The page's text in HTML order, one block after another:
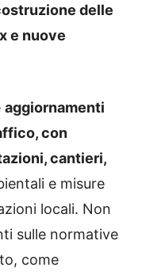
delle
e nuove
aggiornamenti
con
cantieri,
e misure
locali. Non
sulle normative
come